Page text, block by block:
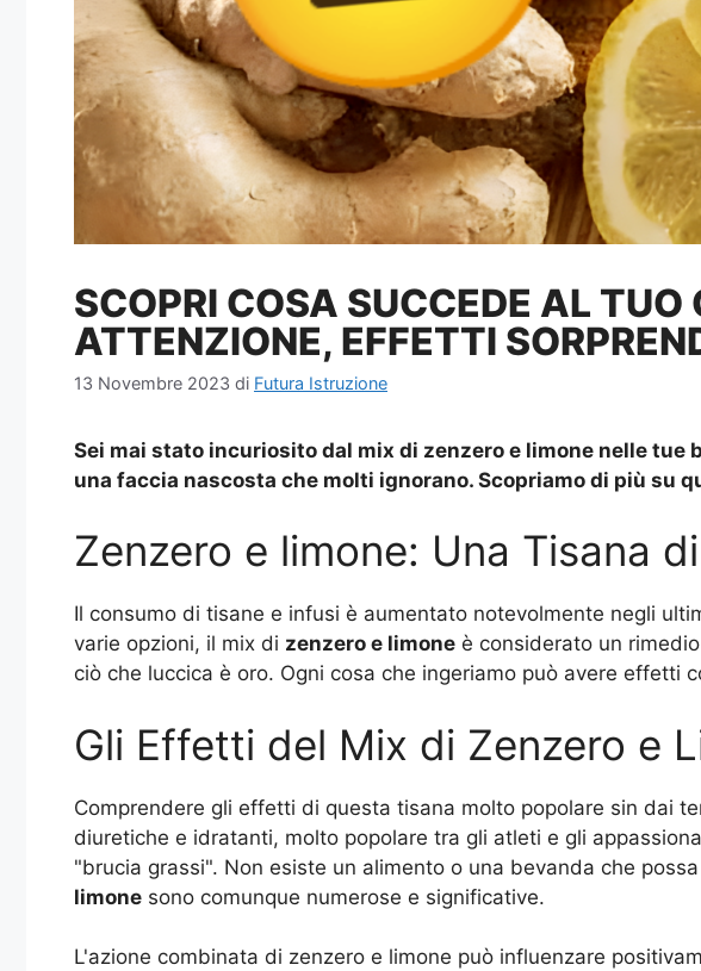
SCOPRI COSA SUCCEDE AL
ATTENZIONE, EFFETTI
13 Novembre 2023 di Futura Istruzione
Sei mai stato incuriosito dal mix di zenzero e limone nelle tue
una faccia nascosta che molti ignorano. Scopriamo di più su
Zenzero e limone: Una Tisana
Il consumo di tisane e infusi è aumentato notevolmente negli
varie opzioni, il mix di zenzero e limone è considerato un
ciò che luccica è oro. Ogni cosa che ingeriamo può avere effetti
Gli Effetti del Mix di Zenzero e
Comprendere gli effetti di questa tisana molto popolare sin dai
diuretiche e idratanti, molto popolare tra gli atleti e gli
"brucia grassi". Non esiste un alimento o una bevanda che
limone sono comunque numerose e significative.
L'azione combinata di zenzero e limone può influenzare